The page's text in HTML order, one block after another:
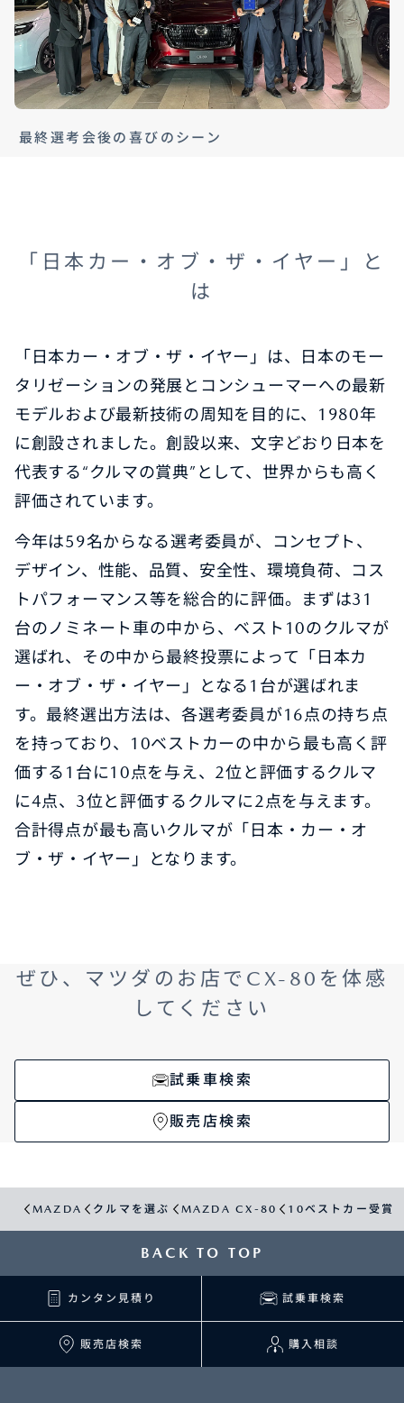
最終選考会後の喜びのシーン
「日本カー・オブ・ザ・イヤー」と
は
「日本カー・オブ・ザ・イヤー」は、日本のモー
タリゼーションの発展とコンシューマーへの最新
モデルおよび最新技術の周知を目的に、1980年
に創設されました。創設以来、文字どおり日本を
代表する“クルマの賞典”として、世界からも高く
評価されています。
今年は59名からなる選考委員が、コンセプト、
デザイン、性能、品質、安全性、環境負荷、コス
トパフォーマンス等を総合的に評価。まずは31
台のノミネート車の中から、ベスト10のクルマが
選ばれ、その中から最終投票によって「日本カ
ー・オブ・ザ・イヤー」となる1台が選ばれま
す。最終選出方法は、各選考委員が16点の持ち点
を持っており、10ベストカーの中から最も高く評
価する1台に10点を与え、2位と評価するクルマ
に4点、3位と評価するクルマに2点を与えます。
合計得点が最も高いクルマが「日本・カー・オ
ブ・ザ・イヤー」となります。
ぜひ、マツダのお店でCX-80を体感
してください
試乗車検索
販売店検索
MAZDA クルマを選ぶ MAZDA CX-80 10ベストカー受賞
BACK TO TOP
カンタン見積り 試乗車検索
販売店検索 購入相談